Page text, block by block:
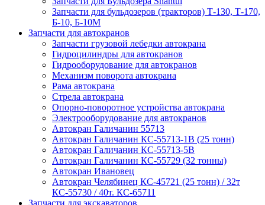
Запчасти для бульдозеров (тракторов) Т-130, Т-170,
Б-10, Б-10М
Запчасти для автокранов
Запчасти грузовой лебедки автокрана
Гидроцилиндры для автокранов
Гидрооборудование для автокранов
Механизм поворота автокрана
Рама автокрана
Стрела автокрана
Опорно-поворотное устройства автокрана
Электрооборудование для автокранов
Автокран Галичанин 55713
Автокран Галичанин КС-55713-1В (25 тонн)
Автокран Галичанин КС-55713-5В
Автокран Галичанин КС-55729 (32 тонны)
Автокран Ивановец
Автокран Челябинец КС-45721 (25 тонн) / 32т
КС-55730 / 40т. КС-65711
Запчасти для экскаваторов